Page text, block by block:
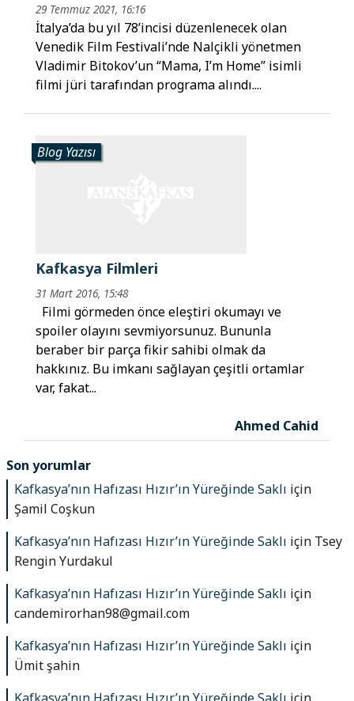
29 Temmuz 2021, 16:16
İtalya’da bu yıl 78’incisi düzenlenecek olan
Venedik Film Festivali’nde Nalçikli yönetmen
Vladimir Bitokov’un “Mama, I’m Home” isimli
filmi jüri tarafından programa alındı....
Blog Yazısı
Kafkasya Filmleri
31 Mart 2016, 15:48
Filmi görmeden önce eleştiri okumayı ve
spoiler olayını sevmiyorsunuz. Bununla
beraber bir parça fikir sahibi olmak da
hakkınız. Bu imkanı sağlayan çeşitli ortamlar
var, fakat...
Ahmed Cahid
Son yorumlar
Kafkasya’nın Hafızası Hızır’ın Yüreğinde Saklı için
Şamil Coşkun
Kafkasya’nın Hafızası Hızır’ın Yüreğinde Saklı için Tsey
Rengin Yurdakul
Kafkasya’nın Hafızası Hızır’ın Yüreğinde Saklı için
candemirorhan98@gmail.com
Kafkasya’nın Hafızası Hızır’ın Yüreğinde Saklı için
Ümit şahin